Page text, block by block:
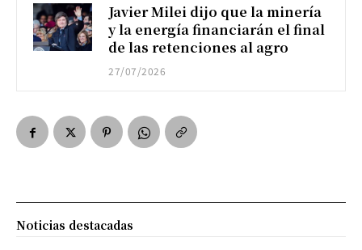
Javier Milei dijo que la minería
y la energía financiarán el final
de las retenciones al agro
27/07/2026
Noticias destacadas